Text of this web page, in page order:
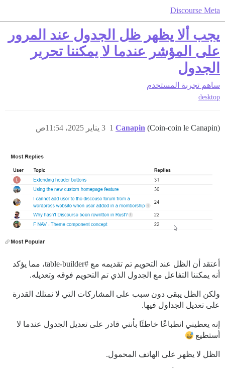
Discourse Meta
يجب ألا يظهر ظل الجدول عند المرور
على المؤشر عندما لا يمكننا تحرير
الجدول
ساهم تجربة المستخدم
desktop
Canapin (Coin-coin le Canapin) 3 يناير 2025، 11:54ص 1
أعتقد أن الظل عند التحويم تم تقديمه مع #table-builder،
مما يؤكد
أنه يمكننا التفاعل مع الجدول الذي تم التحويم فوقه وتعديله.
ولكن الظل يبقى دون سبب على المشاركات التي لا نمتلك القدرة
على تعديل الجداول فيها.
إنه يعطيني انطباعًا خاطئًا بأنني قادر على تعديل الجدول عندما لا
أستطيع
الظل لا يظهر على الهاتف المحمول.